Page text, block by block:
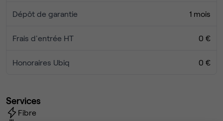
Dépôt de garantie 1 mois
Frais d'entrée HT 0 €
Honoraires Ubiq 0 €
Services
Fibre